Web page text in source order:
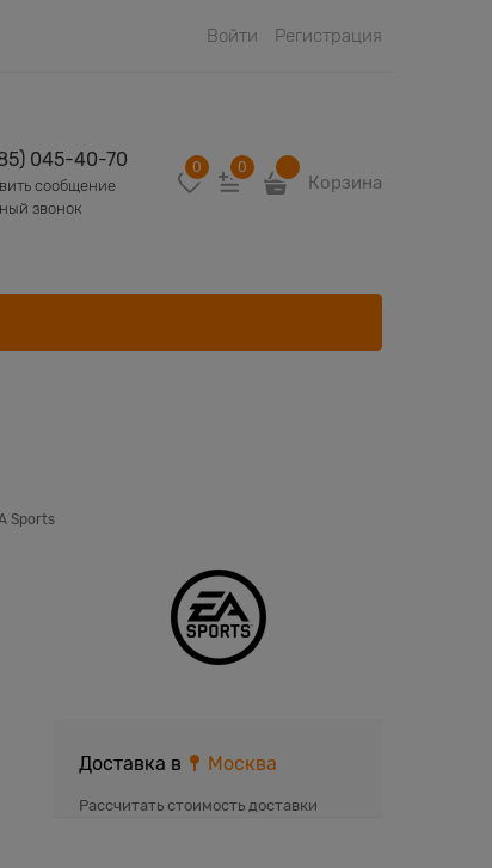
Войти Регистрация
045-40-70
сообщение
звонок
0 0
Корзина
Sports
Доставка в Москва
Рассчитать стоимость доставки